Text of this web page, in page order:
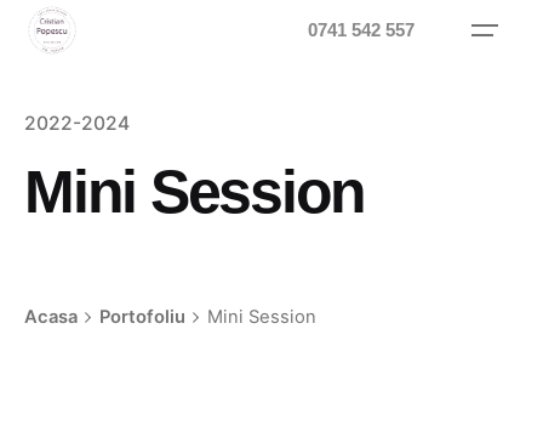
Skip
0741 542 557
2022-2024
Mini Session
Acasa Portofoliu Mini Session